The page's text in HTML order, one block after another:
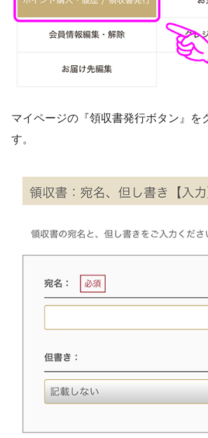
マイページの『領収書発行ボタン』を
す。